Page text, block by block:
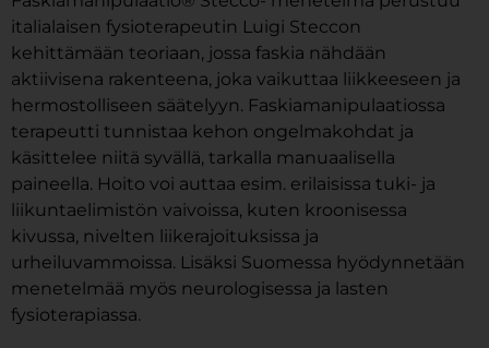
italialaisen fysioterapeutin Luigi Steccon
kehittämään teoriaan, jossa faskia nähdään
aktiivisena rakenteena, joka vaikuttaa liikkeeseen ja
hermostolliseen säätelyyn. Faskiamanipulaatiossa
terapeutti tunnistaa kehon ongelmakohdat ja
käsittelee niitä syvällä, tarkalla manuaalisella
paineella. Hoito voi auttaa esim. erilaisissa tuki- ja
liikuntaelimistön vaivoissa, kuten kroonisessa
kivussa, nivelten liikerajoituksissa ja
urheiluvammoissa. Lisäksi Suomessa hyödynnetään
menetelmää myös neurologisessa ja lasten
fysioterapiassa.